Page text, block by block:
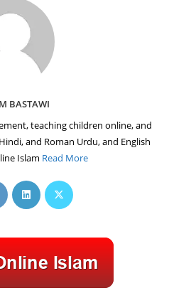
BASTAWI
teaching children online, and
and Roman Urdu, and English
Islam Read More
Opens
in
new
tab
Opens
in
new
tab
Opens
new
tab